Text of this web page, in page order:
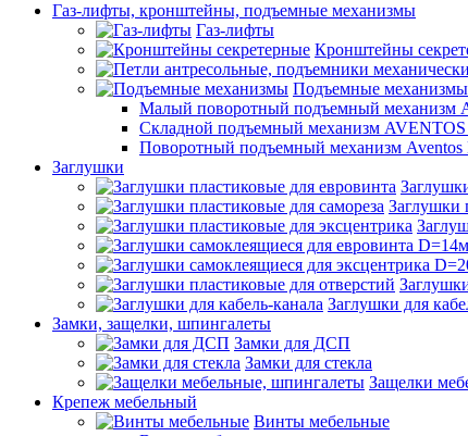
Газ-лифты, кронштейны, подъемные механизмы
Газ-лифты
Кронштейны
Подъемные механизмы
Малый поворотный подъемный механизм
Складной подъемный механизм
Поворотный подъемный механизм Aventos
Заглушки
Заглушки
Заглушки для
Замки, защелки, шпингалеты
Замки для ДСП
Замки для стекла
Защелки
Крепеж мебельный
Винты мебельные